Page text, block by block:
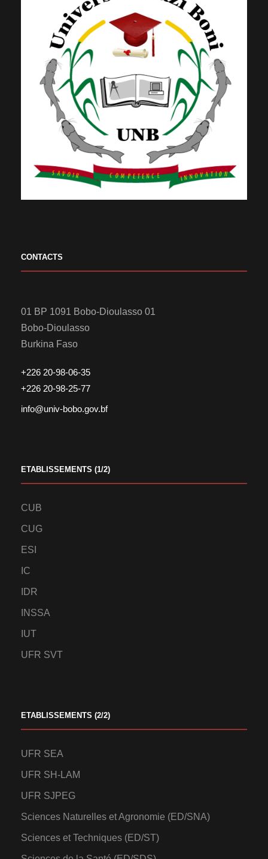
CONTACTS
01 BP 1091 Bobo-Dioulasso 01
Bobo-Dioulasso
Burkina Faso
+226 20-98-06-35
+226 20-98-25-77
info@univ-bobo.gov.bf
ETABLISSEMENTS (1/2)
CUB
CUG
ESI
IC
IDR
INSSA
IUT
UFR SVT
ETABLISSEMENTS (2/2)
UFR SEA
UFR SH-LAM
UFR SJPEG
Sciences Naturelles et Agronomie (ED/SNA)
Sciences et Techniques (ED/ST)